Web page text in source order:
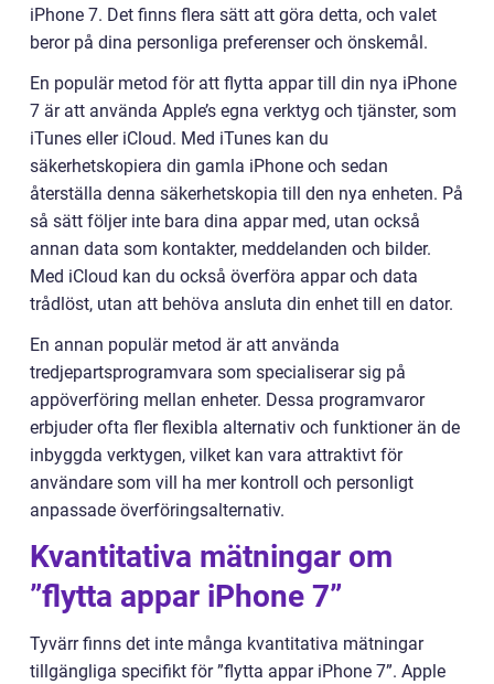
iPhone 7. Det finns flera sätt att göra detta, och valet
beror på dina personliga preferenser och önskemål.
En populär metod för att flytta appar till din nya iPhone
7 är att använda Apple’s egna verktyg och tjänster, som
iTunes eller iCloud. Med iTunes kan du
säkerhetskopiera din gamla iPhone och sedan
återställa denna säkerhetskopia till den nya enheten. På
så sätt följer inte bara dina appar med, utan också
annan data som kontakter, meddelanden och bilder.
Med iCloud kan du också överföra appar och data
trådlöst, utan att behöva ansluta din enhet till en dator.
En annan populär metod är att använda
tredjepartsprogramvara som specialiserar sig på
appöverföring mellan enheter. Dessa programvaror
erbjuder ofta fler flexibla alternativ och funktioner än de
inbyggda verktygen, vilket kan vara attraktivt för
användare som vill ha mer kontroll och personligt
anpassade överföringsalternativ.
Kvantitativa mätningar om
”flytta appar iPhone 7”
Tyvärr finns det inte många kvantitativa mätningar
tillgängliga specifikt för ”flytta appar iPhone 7”. Apple